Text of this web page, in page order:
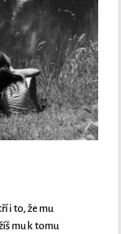
i to, že mu
mu k tomu